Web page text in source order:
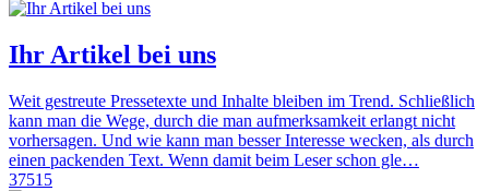
Ihr Artikel bei uns
Weit gestreute Pressetexte und Inhalte bleiben im Trend. Schließlich
kann man die Wege, durch die man aufmerksamkeit erlangt nicht
vorhersagen. Und wie kann man besser Interesse wecken, als durch
einen packenden Text. Wenn damit beim Leser schon gle…
37515